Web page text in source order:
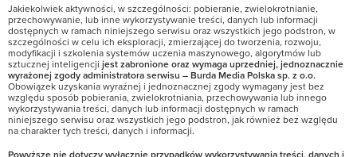
Jakiekolwiek aktywności, w szczególności: pobieranie, zwielokrotnianie,
przechowywanie, lub inne wykorzystywanie treści, danych lub informacji
dostępnych w ramach niniejszego serwisu oraz wszystkich jego podstron, w
szczególności w celu ich eksploracji, zmierzającej do tworzenia, rozwoju,
modyfikacji i szkolenia systemów uczenia maszynowego, algorytmów lub
sztucznej inteligencji jest zabronione oraz wymaga uprzedniej, jednoznacznie
wyrażonej zgody administratora serwisu – Burda Media Polska sp. z o.o.
Obowiązek uzyskania wyraźnej i jednoznacznej zgody wymagany jest bez
względu sposób pobierania, zwielokrotniania, przechowywania lub innego
wykorzystywania treści, danych lub informacji dostępnych w ramach
niniejszego serwisu oraz wszystkich jego podstron, jak również bez względu
na charakter tych treści, danych i informacji.
Powyższe nie dotyczy wyłącznie przypadków wykorzystywania treści, danych i